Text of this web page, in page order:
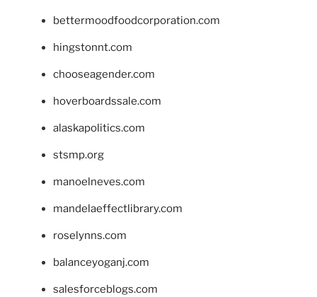
bettermoodfoodcorporation.com
hingstonnt.com
chooseagender.com
hoverboardssale.com
alaskapolitics.com
stsmp.org
manoelneves.com
mandelaeffectlibrary.com
roselynns.com
balanceyoganj.com
salesforceblogs.com